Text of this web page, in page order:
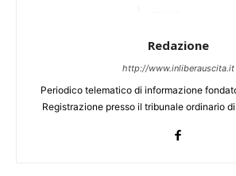
Redazione
http://www.inliberauscita.it
Periodico telematico di informazione
Registrazione presso il tribunale ordinario di